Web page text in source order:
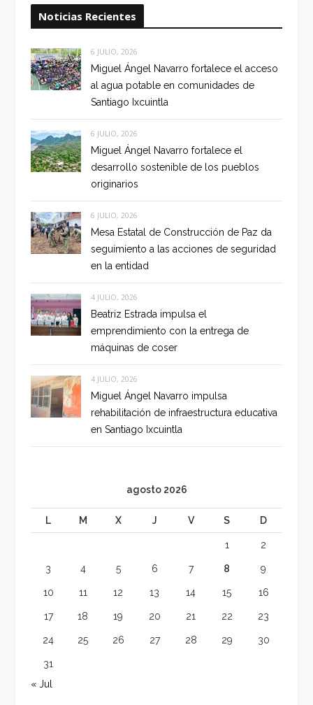
Noticias Recientes
6 JULIO, 2026
Miguel Ángel Navarro fortalece el acceso
al agua potable en comunidades de
Santiago Ixcuintla
6 JULIO, 2026
Miguel Ángel Navarro fortalece el
desarrollo sostenible de los pueblos
originarios
6 JULIO, 2026
Mesa Estatal de Construcción de Paz da
seguimiento a las acciones de seguridad
en la entidad
4 JULIO, 2026
Beatriz Estrada impulsa el
emprendimiento con la entrega de
máquinas de coser
4 JULIO, 2026
Miguel Ángel Navarro impulsa
rehabilitación de infraestructura educativa
en Santiago Ixcuintla
agosto 2026
L M X J V S D
1 2
3 4 5 6 7 8 9
10 11 12 13 14 15 16
17 18 19 20 21 22 23
24 25 26 27 28 29 30
31
« Jul